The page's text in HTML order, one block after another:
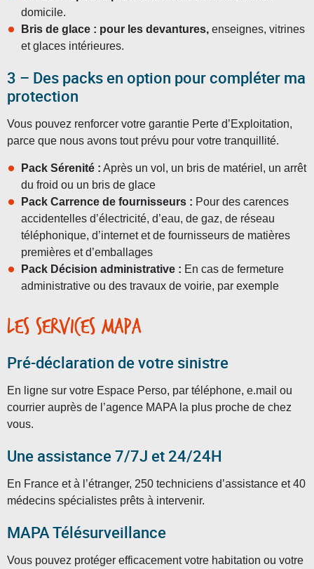
domicile.
Bris de glace : pour les devantures, enseignes, vitrines
et glaces intérieures.
3 – Des packs en option pour compléter ma
protection
Vous pouvez renforcer votre garantie Perte d’Exploitation,
parce que nous avons tout prévu pour votre tranquillité.
Pack Sérenité : Après un vol, un bris de matériel, un arrêt
du froid ou un bris de glace
Pack Carrence de fournisseurs : Pour des carences
accidentelles d’électricité, d’eau, de gaz, de réseau
téléphonique, d’internet et de fournisseurs de matières
premières et d’emballages
Pack Décision administrative : En cas de fermeture
administrative ou des travaux de voirie, par exemple
Les services MAPA
Pré-déclaration de votre sinistre
En ligne sur votre Espace Perso, par téléphone, e.mail ou
courrier auprès de l’agence MAPA la plus proche de chez
vous.
Une assistance 7/7J et 24/24H
En France et à l’étranger, 250 techniciens d’assistance et 40
médecins spécialistes prêts à intervenir.
MAPA Télésurveillance
Vous pouvez protéger efficacement votre habitation ou votre